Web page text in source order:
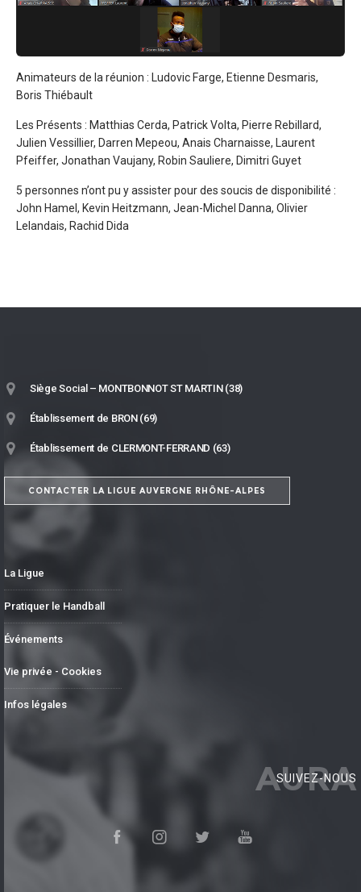
Animateurs de la réunion : Ludovic Farge, Etienne Desmaris,
Boris Thiébault
Les Présents : Matthias Cerda, Patrick Volta, Pierre Rebillard,
Julien Vessillier, Darren Mepeou, Anais Charnaisse, Laurent
Pfeiffer, Jonathan Vaujany, Robin Sauliere, Dimitri Guyet
5 personnes n’ont pu y assister pour des soucis de disponibilité :
John Hamel, Kevin Heitzmann, Jean-Michel Danna, Olivier
Lelandais, Rachid Dida
Siège Social – MONTBONNOT ST MARTIN (38)
Établissement de BRON (69)
Établissement de CLERMONT-FERRAND (63)
CONTACTER LA LIGUE AUVERGNE RHÔNE-ALPES
La Ligue
Pratiquer le Handball
Événements
Vie privée - Cookies
Infos légales
AURA
SUIVEZ-NOUS